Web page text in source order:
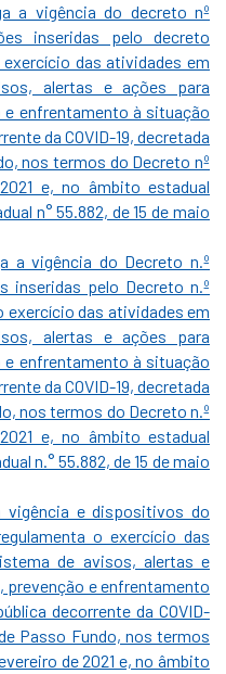
a vigência do decreto nº
inseridas pelo decreto
exercício das atividades em
alertas e ações para
enfrentamento à situação
da COVID-19, decretada
nos termos do Decreto nº
e, no âmbito estadual
n° 55.882, de 15 de maio
a vigência do Decreto n.º
inseridas pelo Decreto n.º
exercício das atividades em
alertas e ações para
enfrentamento à situação
da COVID-19, decretada
nos termos do Decreto n.º
e, no âmbito estadual
n.° 55.882, de 15 de maio
vigência e dispositivos do
o exercício das
de avisos, alertas e
e enfrentamento
decorrente da COVID-
Passo Fundo, nos termos
de 2021 e, no âmbito